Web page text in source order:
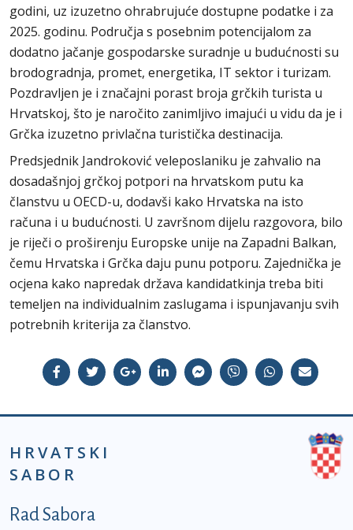
godini, uz izuzetno ohrabrujuće dostupne podatke i za
2025. godinu. Područja s posebnim potencijalom za
dodatno jačanje gospodarske suradnje u budućnosti su
brodogradnja, promet, energetika, IT sektor i turizam.
Pozdravljen je i značajni porast broja grčkih turista u
Hrvatskoj, što je naročito zanimljivo imajući u vidu da je i
Grčka izuzetno privlačna turistička destinacija.
Predsjednik Jandroković veleposlaniku je zahvalio na
dosadašnjoj grčkoj potpori na hrvatskom putu ka
članstvu u OECD-u, dodavši kako Hrvatska na isto
računa i u budućnosti. U završnom dijelu razgovora, bilo
je riječi o proširenju Europske unije na Zapadni Balkan,
čemu Hrvatska i Grčka daju punu potporu. Zajednička je
ocjena kako napredak država kandidatkinja treba biti
temeljen na individualnim zaslugama i ispunjavanju svih
potrebnih kriterija za članstvo.
HRVATSKI
SABOR
Podnožje prvi izbornik
Rad Sabora